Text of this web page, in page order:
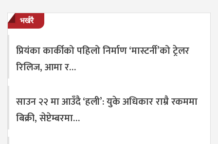
भर्खरै
प्रियंका कार्कीको पहिलो निर्माण ‘मास्टर्नी’को ट्रेलर
रिलिज, आमा र…
साउन २२ मा आउँदै ‘हली’: युके अधिकार राम्रै रकममा
बिक्री, सेप्टेम्बरमा…